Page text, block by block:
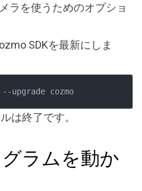
ラを使うためのオプショ
SDKを最新にしま
cozmo
は終了です。
ラムを動か